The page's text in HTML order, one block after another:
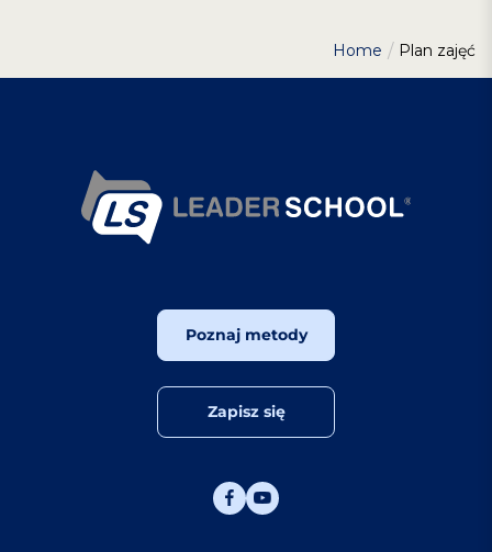
Home Plan zajęć
Poznaj metody
Zapisz się